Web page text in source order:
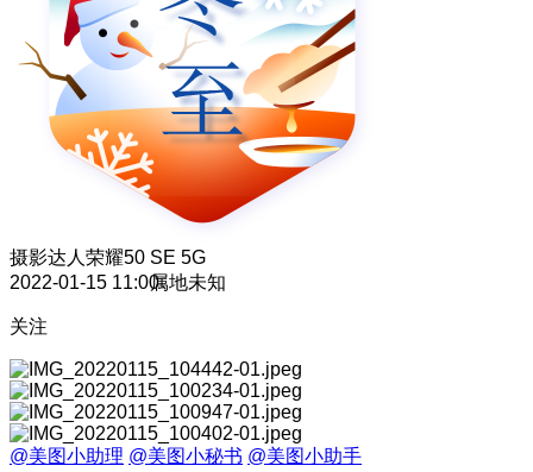
摄影达人 荣耀50 SE 5G
2022-01-15 11:00属地未知
关注
@美图小助理 @美图小秘书 @美图小助手